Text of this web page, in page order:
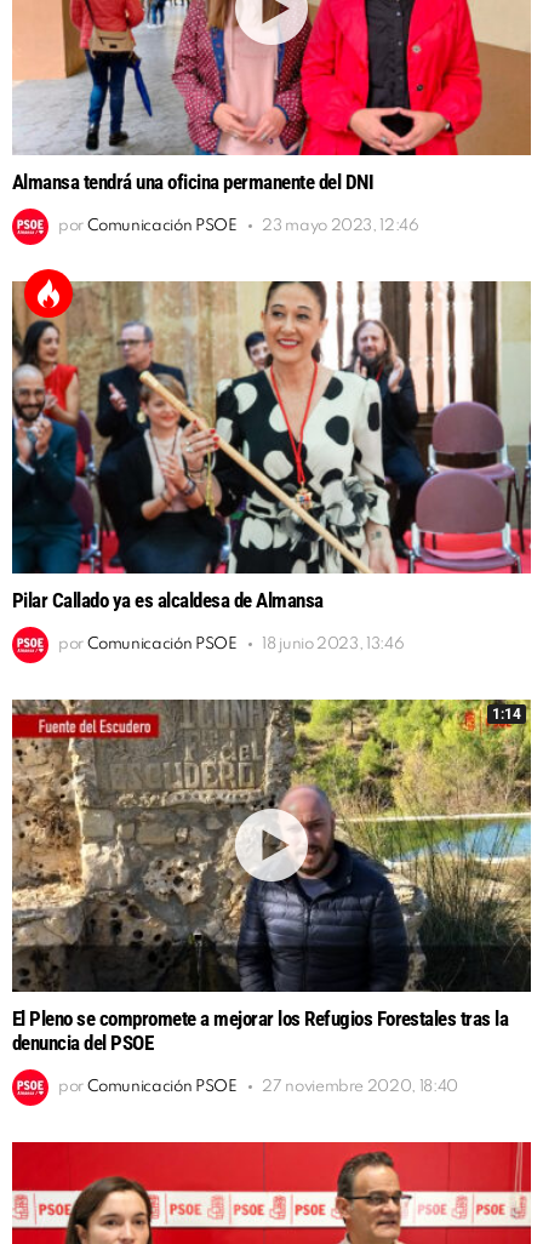
Almansa tendrá una oficina permanente del DNI
por Comunicación PSOE 23 mayo 2023, 12:46
Pilar Callado ya es alcaldesa de Almansa
por Comunicación PSOE 18 junio 2023, 13:46
1:14
El Pleno se compromete a mejorar los Refugios Forestales tras la
denuncia del PSOE
por Comunicación PSOE 27 noviembre 2020, 18:40